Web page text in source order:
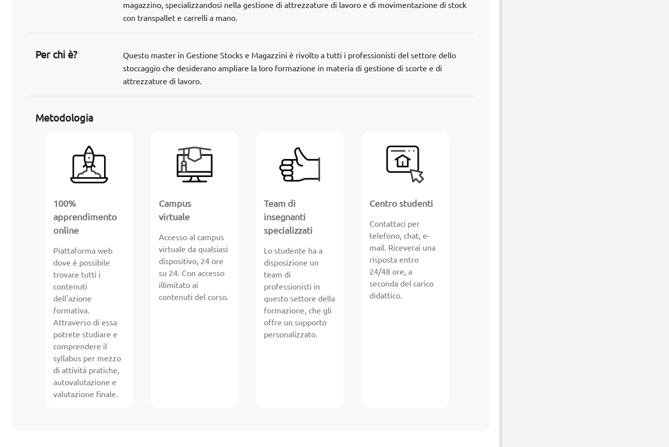
magazzino, specializzandosi nella gestione di attrezzature di lavoro e di movimentazione di stock
con transpallet e carrelli a mano.
Per chi è?
Questo master in Gestione Stocks e Magazzini è rivolto a tutti i professionisti del settore dello
stoccaggio che desiderano ampliare la loro formazione in materia di gestione di scorte e di
attrezzature di lavoro.
Metodologia
100%
apprendimento
online
Piattaforma web
dove è possibile
trovare tutti i
contenuti
dell'azione
formativa.
Attraverso di essa
potrete studiare e
comprendere il
syllabus per mezzo
di attività pratiche,
autovalutazione e
valutazione finale.
Campus
virtuale
Accesso al campus
virtuale da qualsiasi
dispositivo, 24 ore
su 24. Con accesso
illimitato ai
contenuti del corso.
Team di
insegnanti
specializzati
Lo studente ha a
disposizione un
team di
professionisti in
questo settore della
formazione, che gli
offre un supporto
personalizzato.
Centro studenti
Contattaci per
telefono, chat, e-
mail. Riceverai una
risposta entro
24/48 ore, a
seconda del carico
didattico.